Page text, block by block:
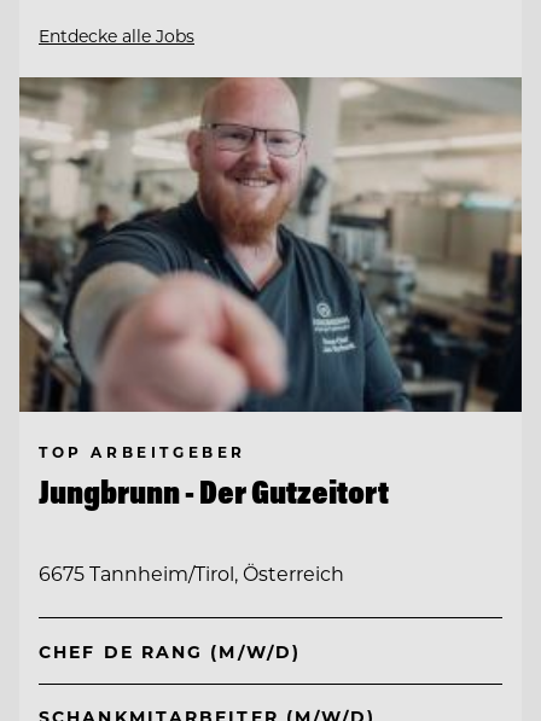
Entdecke alle Jobs
TOP ARBEITGEBER
Jungbrunn - Der Gutzeitort
6675 Tannheim/Tirol, Österreich
CHEF DE RANG (M/W/D)